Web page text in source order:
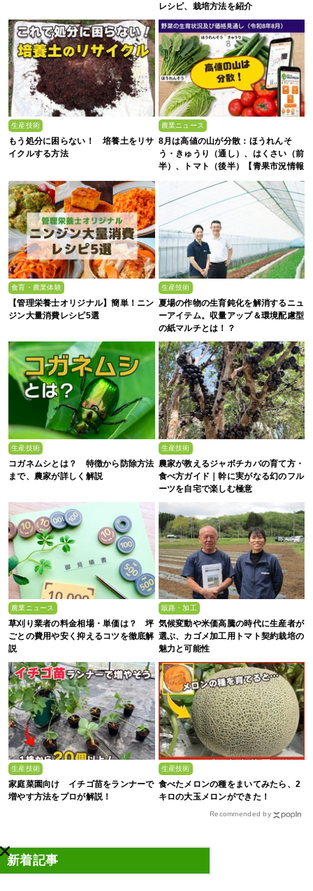
レシピ、栽培方法を紹介
生産技術
もう処分に困らない！ 培養土をリサ
イクルする方法
農業ニュース
8月は高値の山が分散：ほうれんそ
う・きゅうり（通し）、はくさい（前
半）、トマト（後半）【青果市況情報
アプリ「YAOYASAN」】
食育・農業体験
【管理栄養士オリジナル】簡単！ニン
ジン大量消費レシピ5選
生産技術
夏場の作物の生育鈍化を解消するニュ
ーアイテム。収量アップ＆環境配慮型
の紙マルチとは！？
生産技術
コガネムシとは？ 特徴から防除方法
まで、農家が詳しく解説
生産技術
農家が教えるジャボチカバの育て方・
食べ方ガイド｜幹に実がなる幻のフル
ーツを自宅で楽しむ極意
農業ニュース
草刈り業者の料金相場・単価は？ 坪
ごとの費用や安く抑えるコツを徹底解
説
販路・加工
気候変動や米価高騰の時代に生産者が
選ぶ、カゴメ加工用トマト契約栽培の
魅力と可能性
生産技術
家庭菜園向け イチゴ苗をランナーで
増やす方法をプロが解説！
生産技術
食べたメロンの種をまいてみたら、2
キロの大玉メロンができた！
Recommended by
新着記事